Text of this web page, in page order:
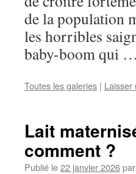
de la population
les horribles
baby-boom qui …
Toutes les galeries | Laisser
Lait
comment ?
Publié le22 janvier 2026par